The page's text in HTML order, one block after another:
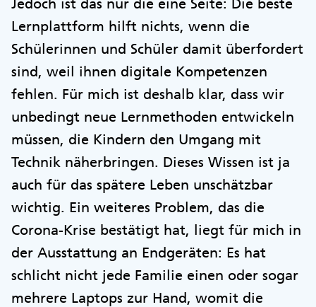
Lernplattform hilft nichts, wenn die
Schülerinnen und Schüler damit überfordert
sind, weil ihnen digitale Kompetenzen
fehlen. Für mich ist deshalb klar, dass wir
unbedingt neue Lernmethoden entwickeln
müssen, die Kindern den Umgang mit
Technik näherbringen. Dieses Wissen ist ja
auch für das spätere Leben unschätzbar
wichtig. Ein weiteres Problem, das die
Corona-Krise bestätigt hat, liegt für mich in
der Ausstattung an Endgeräten: Es hat
schlicht nicht jede Familie einen oder sogar
mehrere Laptops zur Hand, womit die